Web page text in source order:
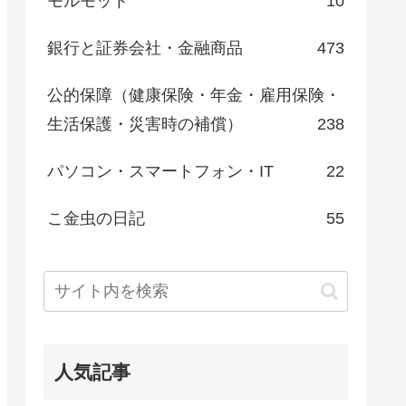
銀行と証券会社・金融商品 473
公的保障（健康保険・年金・雇用保険・
生活保護・災害時の補償）
238
パソコン・スマートフォン・IT 22
こ金虫の日記 55
人気記事